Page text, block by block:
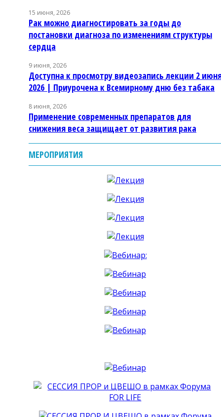
15 июня, 2026
Рак можно диагностировать за годы до
постановки диагноза по изменениям структуры
сердца
9 июня, 2026
Доступна к просмотру видеозапись лекции 2
2026 | Приурочена к Всемирному дню без табака
8 июня, 2026
Применение современных препаратов для
снижения веса защищает от развития рака
МЕРОПРИЯТИЯ